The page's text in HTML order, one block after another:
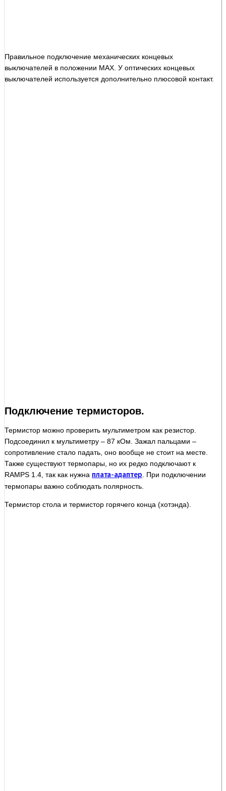
Правильное подключение механических концевых
выключателей в положении MAX. У оптических концевых
выключателей используется дополнительно плюсовой контакт.
Подключение термисторов.
Термистор можно проверить мультиметром как резистор.
Подсоединил к мультиметру – 87 кОм. Зажал пальцами –
сопротивление стало падать, оно вообще не стоит на месте.
Также существуют термопары, но их редко подключают к
RAMPS 1.4, так как нужна плата-адаптер . При подключении
термопары важно соблюдать полярность.
Термистор стола и термистор горячего конца (хотэнда).